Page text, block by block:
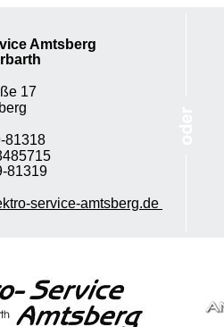
Amtsberg
17
81318
81319
service-amtsberg.de